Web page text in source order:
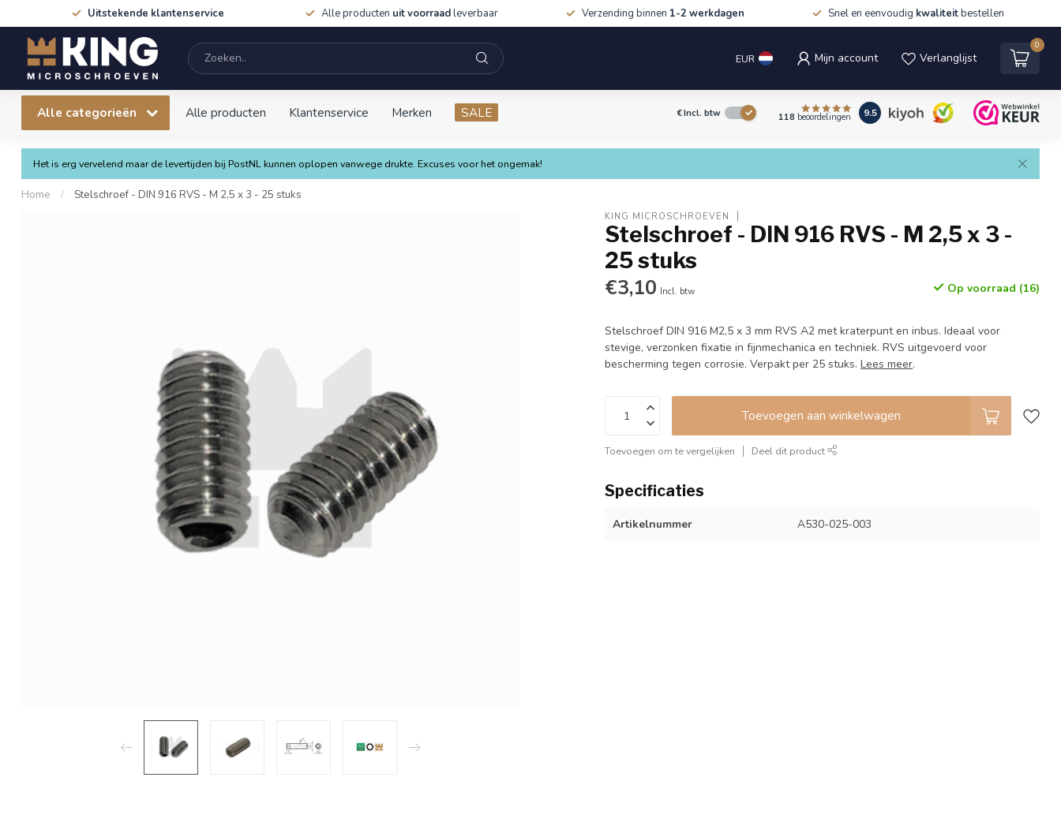
Uitstekende klantenservice Alle producten uit voorraadleverbaar Verzending binnen 1-2 werkdagen Snel en eenvoudig kwaliteitbestellen
EUR Mijn account Verlanglijst
0
Alle categorieën Alle producten Klantenservice Merken SALE €Incl. btw 118 beoordelingen 9.5
Het is erg vervelend maar de levertijden bij PostNL kunnen oplopen vanwege drukte. Excuses voor het ongemak!
Home / Stelschroef - DIN 916 RVS - M 2,5 x 3 - 25 stuks
KING MICROSCHROEVEN
Stelschroef - DIN 916 RVS - M 2,5 x 3 -
25 stuks
€3,10 Incl. btw Op voorraad (16)
Stelschroef DIN 916 M2,5 x 3 mm RVS A2 met kraterpunt en inbus. Ideaal voor
stevige, verzonken fixatie in fijnmechanica en techniek. RVS uitgevoerd voor
bescherming tegen corrosie. Verpakt per 25 stuks.Lees meer.
Toevoegen aan winkelwagen
Toevoegen om te vergelijken Deel dit product
Specificaties
Artikelnummer A530-025-003